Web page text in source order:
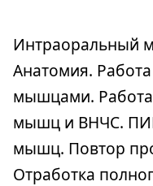
Интраоральный
Анатомия.
мышцами. Работа
мышц и ВНЧС.
мышц. Повтор
Отработка